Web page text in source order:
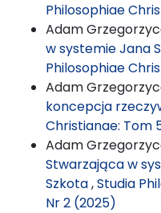
Philosophiae
Adam
w systemie Jana
Philosophiae
Adam
koncepcja
Christianae: Tom
Adam
Stwarzająca w
Szkota,Studia
Nr 2 (2025)